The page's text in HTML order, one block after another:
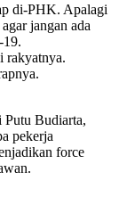
di-PHK. Apalagi
jangan ada
19.
rakyatnya.
Budiarta,
pekerja
force